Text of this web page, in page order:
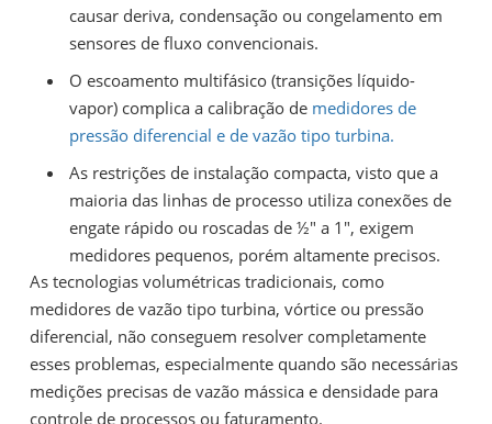
causar deriva, condensação ou congelamento em
sensores de fluxo convencionais.
O escoamento multifásico (transições líquido-
vapor) complica a calibração de medidores de
pressão diferencial e de vazão tipo turbina.
As restrições de instalação compacta, visto que a
maioria das linhas de processo utiliza conexões de
engate rápido ou roscadas de ½″ a 1″, exigem
medidores pequenos, porém altamente precisos.
As tecnologias volumétricas tradicionais, como
medidores de vazão tipo turbina, vórtice ou pressão
diferencial, não conseguem resolver completamente
esses problemas, especialmente quando são necessárias
medições precisas de vazão mássica e densidade para
controle de processos ou faturamento.